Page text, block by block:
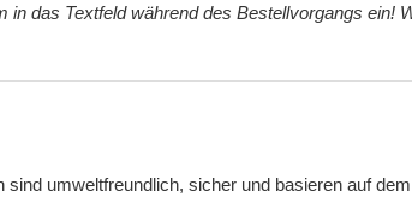
das Textfeld während des Bestellvorgangs ein!
umweltfreundlich, sicher und basieren auf